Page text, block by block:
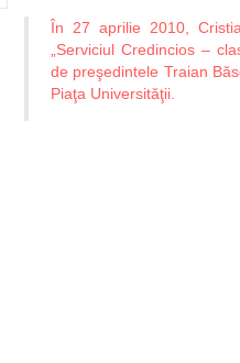
În 27 aprilie 2010,
„Serviciul Credincios –
de preşedintele Traian
Piaţa Universităţii.